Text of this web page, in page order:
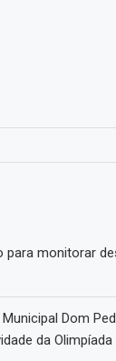
para monitorar
Dom
da